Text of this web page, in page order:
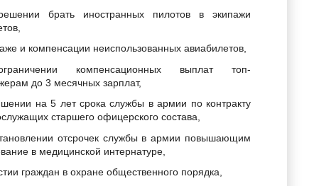
брать иностранных пилотов в экипажи
и компенсации неиспользованных авиабилетов,
компенсационных выплат топ-
до 3 месячных зарплат,
на 5 лет срока службы в армии по контракту
старшего офицерского состава,
отсрочек службы в армии повышающим
в медицинской интернатуре,
граждан в охране общественного порядка,